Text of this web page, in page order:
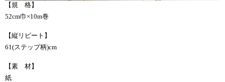
【規 格】
52cm巾×10m巻
【縦リピート】
61(ステップ柄)cm
【素 材】
紙